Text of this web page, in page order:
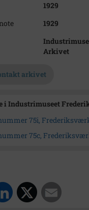
1929
1929
Arkivet
arkivet
i Industrimuseet
75i,
75c,